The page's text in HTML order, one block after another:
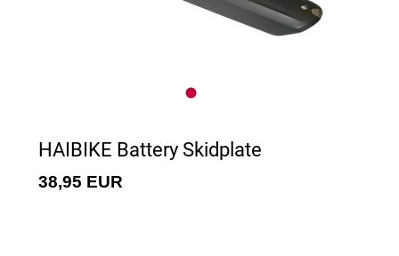
HAIBIKE Battery Skidplate
38,95 EUR